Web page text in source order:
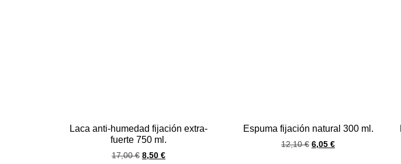
Laca anti-humedad fijación extra-
fuerte 750 ml.
17,00€ 8,50 €
Espuma fijación natural 300 ml.
12,10€ 6,05 €